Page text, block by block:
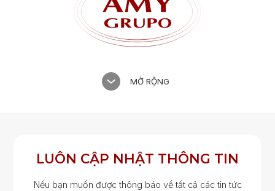
MỞ RỘNG
LUÔN CẬP NHẬT THÔNG TIN
Nếu bạn muốn được thông báo về tất cả các tin tức